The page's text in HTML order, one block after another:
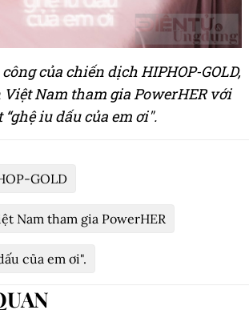
của chiến dịch HIPHOP-GOLD,
Nam tham gia PowerHER với
iu dấu của em ơi".
GOLD
Nam tham gia PowerHER
của em ơi".